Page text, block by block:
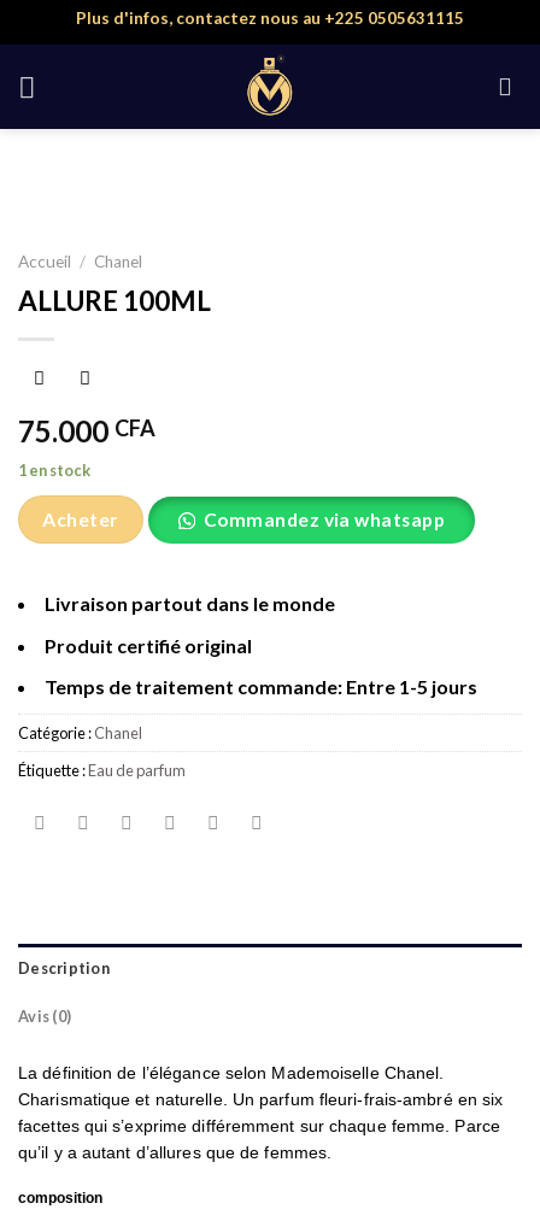
to
content
Plus d'infos, contactez nous au +225 0505631115
Accueil / Chanel
ALLURE 100ML
75.000 CFA
1 en stock
Acheter Commandez via whatsapp
Livraison partout dans le monde
Produit certifié original
Temps de traitement commande: Entre 1-5 jours
Catégorie :Chanel
Étiquette :Eau de parfum
Description
Avis (0)
La définition de l’élégance selon Mademoiselle Chanel.
Charismatique et naturelle. Un parfum fleuri-frais-ambré en six
facettes qui s’exprime différemment sur chaque femme. Parce
qu’il y a autant d’allures que de femmes.
composition